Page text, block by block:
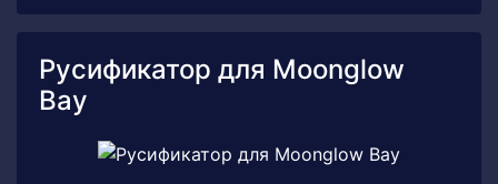
Русификатор для Moonglow
Bay